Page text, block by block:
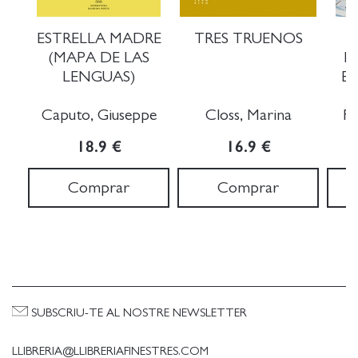
ESTRELLA MADRE
(MAPA DE LAS
LENGUAS)
Caputo, Giuseppe
18.9 €
Comprar
TRES TRUENOS
Closs, Marina
16.9 €
Comprar
LLIBRERIA@LLIBRERIAFINESTRES.COM
SUBSCRIU-TE AL NOSTRE NEWSLETTER